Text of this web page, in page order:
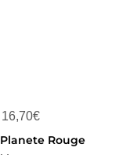
16,70€
Planete Rouge